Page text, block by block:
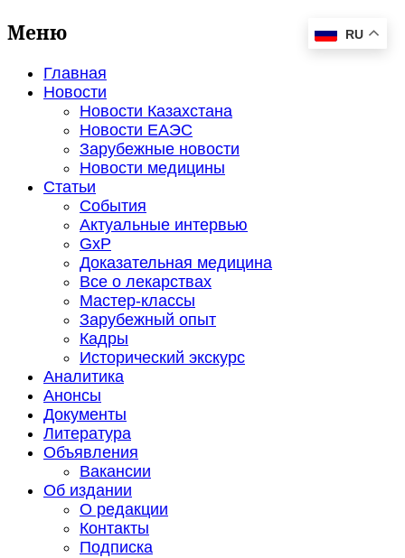
Меню
Главная
Новости
Новости Казахстана
Новости ЕАЭС
Зарубежные новости
Новости медицины
Статьи
События
Актуальные интервью
GxP
Доказательная медицина
Все о лекарствах
Мастер-классы
Зарубежный опыт
Кадры
Исторический экскурс
Аналитика
Анонсы
Документы
Литература
Объявления
Вакансии
Об издании
О редакции
Контакты
Подписка
RU